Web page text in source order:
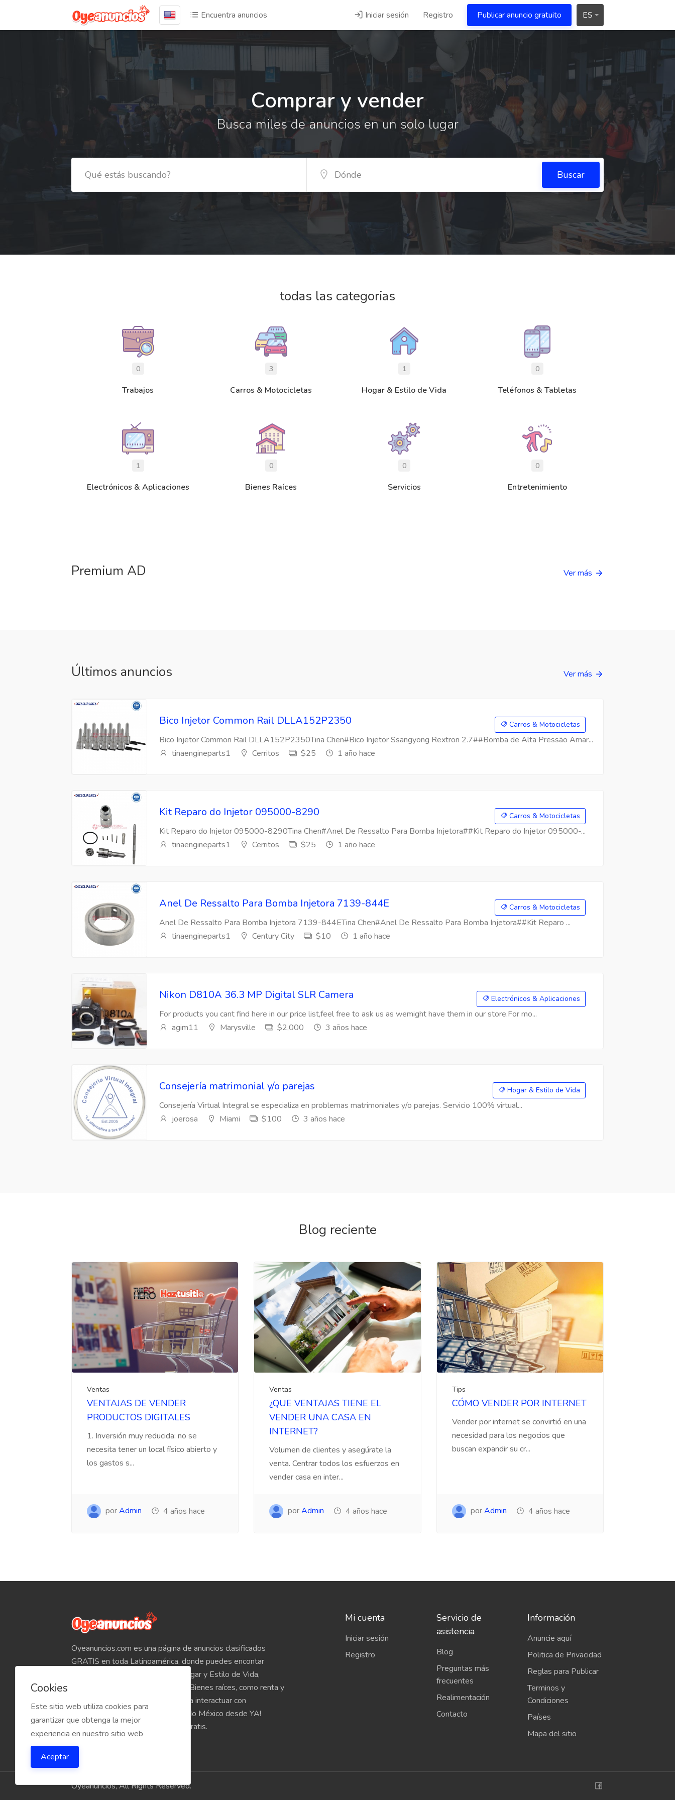
Encuentra anuncios Iniciar sesión Registro Publicar anuncio gratuito ES
Comprar y vender
Busca miles de anuncios en un solo lugar
Buscar
todas las categorias
0
Trabajos
3
Carros & Motocicletas
1
Hogar & Estilo de Vida
0
Teléfonos & Tabletas
1
Electrónicos & Aplicaciones
0
Bienes Raíces
0
Servicios
0
Entretenimiento
Premium AD Ver más
Últimos anuncios Ver más
Bico Injetor Common Rail DLLA152P2350 Carros & Motocicletas
Bico Injetor Common Rail DLLA152P2350Tina Chen#Bico Injetor Ssangyong Rextron 2.7##Bomba de Alta Pressão Amar...
tinaengineparts1
Cerritos $25 1 año hace
Kit Reparo do Injetor 095000-8290 Carros & Motocicletas
Kit Reparo do Injetor 095000-8290Tina Chen#Anel De Ressalto Para Bomba Injetora##Kit Reparo do Injetor 095000-...
tinaengineparts1
Cerritos $25 1 año hace
Anel De Ressalto Para Bomba Injetora 7139-844E Carros & Motocicletas
Anel De Ressalto Para Bomba Injetora 7139-844ETina Chen#Anel De Ressalto Para Bomba Injetora##Kit Reparo ...
tinaengineparts1
Century City $10 1 año hace
Nikon D810A 36.3 MP Digital SLR Camera Electrónicos & Aplicaciones
For products you cant find here in our price list,feel free to ask us as wemight have them in our store.For mo...
agim11
Marysville $2,000 3 años hace
Consejería matrimonial y/o parejas Hogar & Estilo de Vida
Consejería Virtual Integral se especializa en problemas matrimoniales y/o parejas. Servicio 100% virtual...
joerosa
Miami $100 3 años hace
Blog reciente
Ventas
VENTAJAS DE VENDER
PRODUCTOS DIGITALES
1. Inversión muy reducida: no se
necesita tener un local físico abierto y
los gastos s...
porAdmin 4 años hace
Ventas
¿QUE VENTAJAS TIENE EL
VENDER UNA CASA EN
INTERNET?
Volumen de clientes y asegúrate la
venta. Centrar todos los esfuerzos en
vender casa en inter...
porAdmin 4 años hace
Tips
CÓMO VENDER POR INTERNET
Vender por internet se convirtió en una
necesidad para los negocios que
buscan expandir su cr...
porAdmin 4 años hace
Oyeanuncios.com es una página de anuncios clasificados
GRATIS en toda Latinoamérica, donde puedes encontar
Empleos, Autos, Motocicletas, Hogar y Estilo de Vida,
Teléfonos, Tabletas, Electrónicos, Bienes raíces, como renta y
venta de inmuebles, etc. Empieza a interactuar con
compradores y vendedores de todo México desde YA!
Oyeanuncios.com es totalmente Gratis.
Mi cuenta
Iniciar sesión
Registro
Servicio de
asistencia
Blog
Preguntas más
frecuentes
Realimentación
Contacto
Información
Anuncie aquí
Politica de Privacidad
Reglas para Publicar
Terminos y
Condiciones
Países
Mapa del sitio
Oyeanuncios, All Rights Reserved.
Cookies
Este sitio web utiliza cookies para
garantizar que obtenga la mejor
experiencia en nuestro sitio web
Aceptar